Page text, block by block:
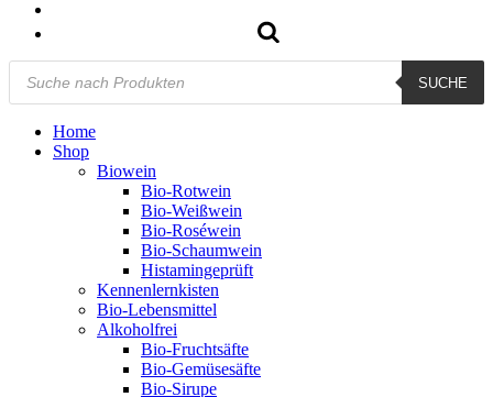
Products
search
SUCHE
Home
Shop
Biowein
Bio-Rotwein
Bio-Weißwein
Bio-Roséwein
Bio-Schaumwein
Histamingeprüft
Kennenlernkisten
Bio-Lebensmittel
Alkoholfrei
Bio-Fruchtsäfte
Bio-Gemüsesäfte
Bio-Sirupe